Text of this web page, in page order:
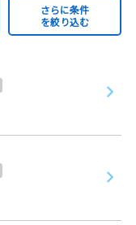
さらに条件
を絞り込む